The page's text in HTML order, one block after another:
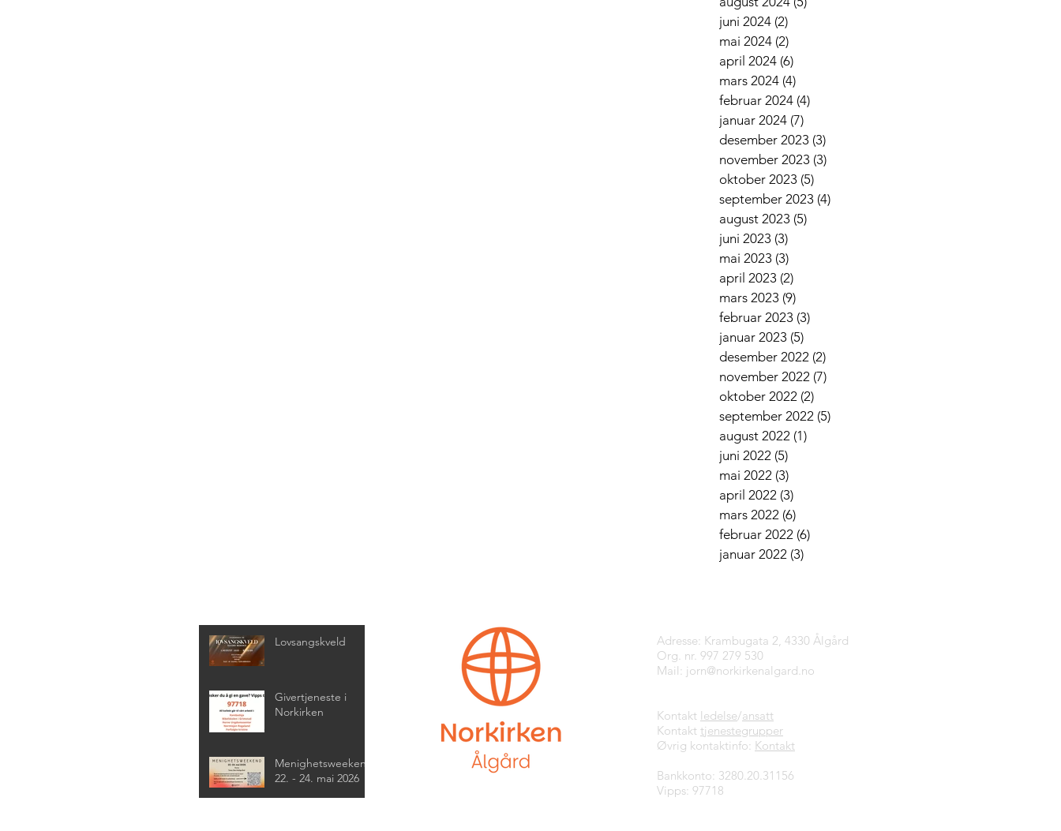
juni 2024 (2)
mai 2024 (2)
april 2024 (6)
mars 2024 (4)
februar 2024 (4)
januar 2024 (7)
desember 2023 (3)
november 2023 (3)
oktober 2023 (5)
september 2023 (4)
august 2023 (5)
juni 2023 (3)
mai 2023 (3)
april 2023 (2)
mars 2023 (9)
februar 2023 (3)
januar 2023 (5)
desember 2022 (2)
november 2022 (7)
oktober 2022 (2)
september 2022 (5)
august 2022 (1)
juni 2022 (5)
mai 2022 (3)
april 2022 (3)
mars 2022 (6)
februar 2022 (6)
januar 2022 (3)
Lovsangskveld
Givertjeneste i
Norkirken
Menighetsweekend
22. - 24. mai 2026
Adresse: Krambugata 2, 4330 Ålgård
Org. nr. 997 279 530
Mail: jorn@norkirkenalgard.no
Kontakt ledelse/ansatt
Kontakt tjenestegrupper
Øvrig kontaktinfo: Kontakt
Bankkonto: 3280.20.31156
Vipps: 97718